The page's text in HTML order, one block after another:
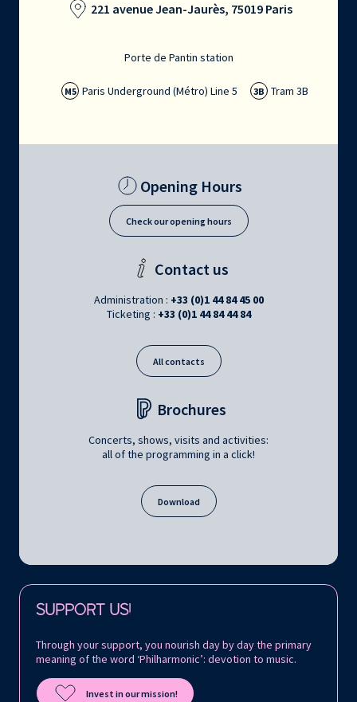
221 avenue Jean-Jaurès, 75019 Paris
Porte de Pantin station
M5 Paris Underground (Métro) Line 5 3B Tram 3B
Opening Hours
Check our opening hours
Contact us
Administration : +33 (0)1 44 84 45 00
Ticketing : +33 (0)1 44 84 44 84
All contacts
Brochures
Concerts, shows, visits and activities:
all of the programming in a click!
Download
SUPPORT US!
Through your support, you nourish day by day the primary
meaning of the word ‘Philharmonic’: devotion to music.
Invest in our mission!
Follow us on: